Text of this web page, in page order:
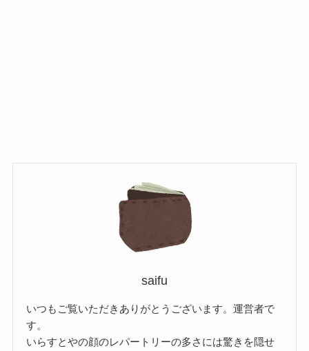
saifu
いつもご覧いただきありがとうございます。運営者で
す。
いらすとやの顔のレパートリーの多さには驚きを隠せ